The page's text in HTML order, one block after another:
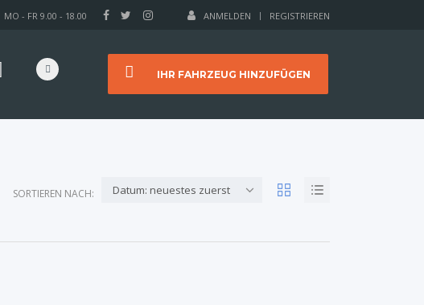
ANMELDEN REGISTRIEREN
MO - FR 9.00 - 18.00
IHR FAHRZEUG HINZUFÜGEN
SORTIEREN NACH: Datum: neuestes zuerst